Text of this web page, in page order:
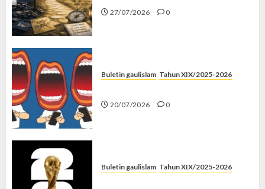
27/07/2026 0
Buletin gaulislam Tahun XIX/2025-2026
20/07/2026 0
Buletin gaulislam Tahun XIX/2025-2026